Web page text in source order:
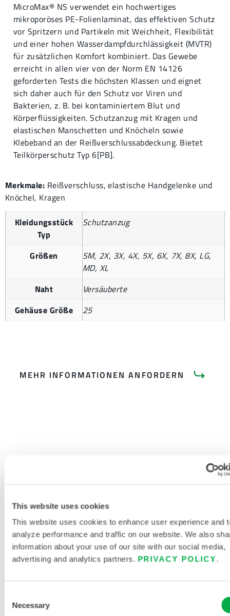
This website uses cookies
This website uses cookies to enhance user experience and
analyze performance and traffic on our website. We also
information about your use of our site with our social media,
advertising and analytics partners. PRIVACY POLICY.
Selection
Necessary
MicroMax® NS verwendet ein hochwertiges
mikroporöses PE-Folienlaminat, das effektiven Schutz
vor Spritzern und Partikeln mit Weichheit, Flexibilität
und einer hohen Wasserdampfdurchlässigkeit (MVTR)
für zusätzlichen Komfort kombiniert. Das Gewebe
erreicht in allen vier von der Norm EN 14126
geforderten Tests die höchsten Klassen und eignet
sich daher auch für den Schutz vor Viren und
Bakterien, z. B. bei kontaminiertem Blut und
Körperflüssigkeiten. Schutzanzug mit Kragen und
elastischen Manschetten und Knöcheln sowie
Klebeband an der Reißverschlussabdeckung. Bietet
Teilkörperschutz Typ 6[PB].
Merkmale: Reißverschluss, elastische Handgelenke und
Knöchel, Kragen
Kleidungsstück
Typ
Schutzanzug
Größen
SM, 2X, 3X, 4X, 5X, 6X, 7X, 8X, LG,
MD, XL
Naht
Versäuberte
Gehäuse Größe
25
MEHR INFORMATIONEN ANFORDERN
VERWANDTE DOKUMENTE
INWEG- UND C
HEMIKALIENSCHUTZKLEIDUNG